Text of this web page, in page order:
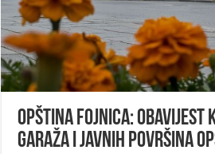
Opština Fojnica: Obavijest
garaža i javnih površina